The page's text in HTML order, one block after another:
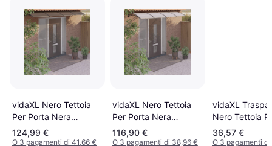
vidaXL Nero Tettoia
Per Porta Nera
400x100 cm In
Policarbonato
124,99 €
O 3 pagamenti di 41,66 €
vidaXL Nero Tettoia
Per Porta Nera
400x100 Cm In
Policarbonato
116,90 €
O 3 pagamenti di 38,96 €
vidaXL
Nero Tettoia
Nero e
80x75 cm
36,57 €
O 3 pagamenti di